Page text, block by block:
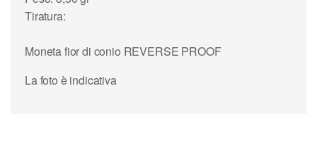
Tiratura:
Moneta fior di conio REVERSE PROOF
La foto è indicativa